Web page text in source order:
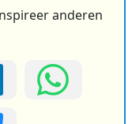
anderen